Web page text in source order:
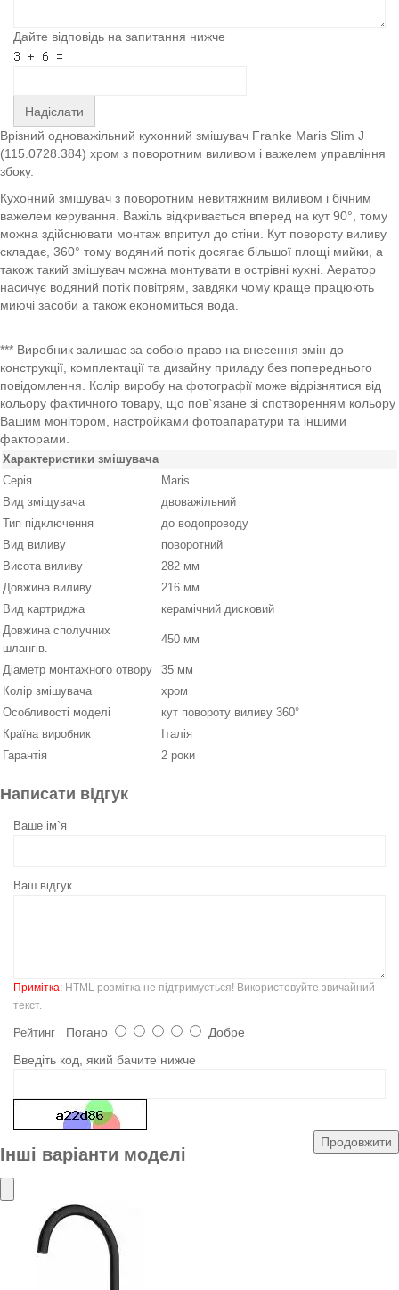
Дайте відповідь на запитання нижче
Надіслати
Врізний одноважільний кухонний змішувач Franke Maris Slim J
(115.0728.384) хром з поворотним виливом і важелем управління
збоку.
Кухонний змішувач з поворотним невитяжним виливом і бічним
важелем керування. Важіль відкривається вперед на кут 90°, тому
можна здійснювати монтаж впритул до стіни. Кут повороту виливу
складає, 360° тому водяний потік досягає більшої площі мийки, а
також такий змішувач можна монтувати в острівні кухні. Аератор
насичує водяний потік повітрям, завдяки чому краще працюють
миючі засоби а також економиться вода.
*** Виробник залишає за собою право на внесення змін до
конструкції, комплектації та дизайну приладу без попереднього
повідомлення. Колір виробу на фотографії може відрізнятися від
кольору фактичного товару, що пов`язане зі спотворенням кольору
Вашим монітором, настройками фотоапаратури та іншими
факторами.
Характеристики змішувача
Серія
Maris
Вид зміщувача
двоважільний
Тип підключення
до водопроводу
Вид виливу
поворотний
Висота виливу
282 мм
Довжина виливу
216 мм
Вид картриджа
керамічний дисковий
Довжина сполучних
шлангів.
450 мм
Діаметр монтажного отвору
35 мм
Колір змішувача
хром
Особливості моделі
кут повороту виливу 360°
Країна виробник
Італія
Гарантія
2 роки
Написати відгук
Ваше ім`я
Ваш відгук
Примітка: HTML розмітка не підтримується! Використовуйте звичайний
текст.
Рейтинг Погано
Добре
Введіть код, який бачите нижче
Продовжити
Інші варіанти моделі